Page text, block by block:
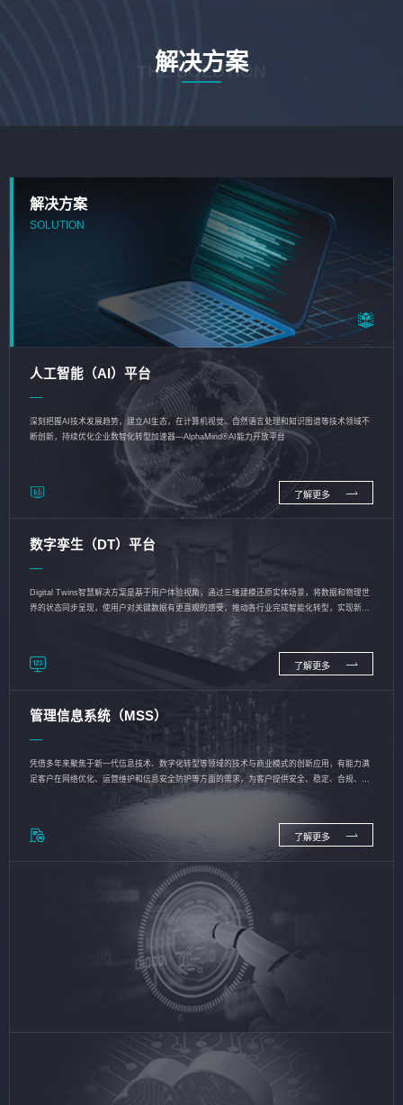
解决方案
THE SOLUTION
解决方案
SOLUTION
人工智能（AI）平台
深刻把握AI技术发展趋势，建立AI生态，在计算机视觉、自然语言处理和知识图谱等技术领域不
断创新，持续优化企业数智化转型加速器—AlphaMind®AI能力开放平台
了解更多
数字孪生（DT）平台
Digital Twins智慧解决方案是基于用户体验视角，通过三维建模还原实体场景，将数据和物理世
界的状态同步呈现，使用户对关键数据有更直观的感受，推动各行业完成智能化转型，实现新旧
了解更多
管理信息系统（MSS）
凭借多年来聚焦于新一代信息技术、数字化转型等领域的技术与商业模式的创新应用，有能力满
足客户在网络优化、运营维护和信息安全防护等方面的需求，为客户提供安全、稳定、合规、持
了解更多